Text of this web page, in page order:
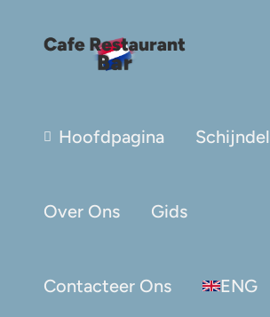
Hoofdpagina Schijndel
Over Ons Gids
Contacteer Ons ENG